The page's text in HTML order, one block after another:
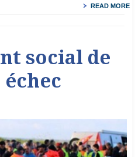
READ MORE
social de
échec